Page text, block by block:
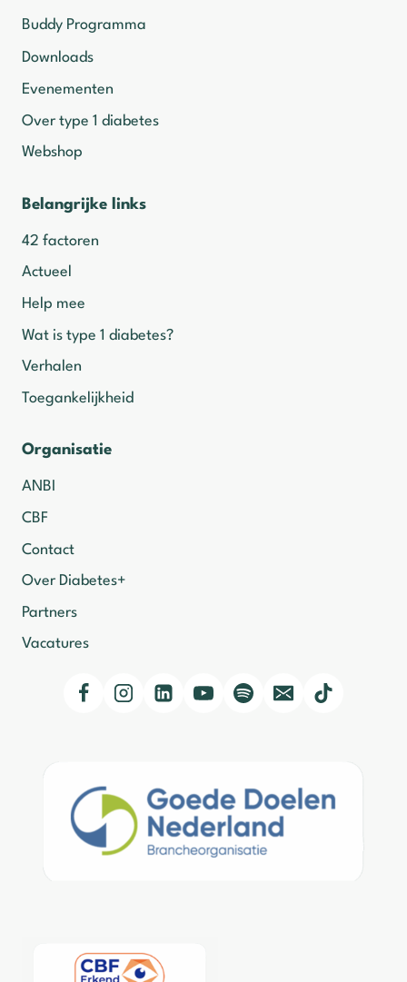
Buddy Programma
Downloads
Evenementen
Over type 1 diabetes
Webshop
Belangrijke links
42 factoren
Actueel
Help mee
Wat is type 1 diabetes?
Verhalen
Toegankelijkheid
Organisatie
ANBI
CBF
Contact
Over Diabetes+
Partners
Vacatures